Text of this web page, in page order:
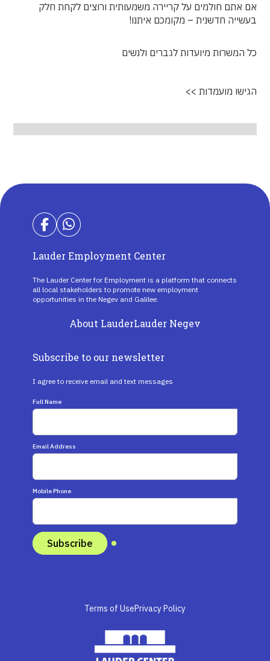
אם אתם חולמים על קריירה משמעותית ורוצים לקחת חלק
בעשייה חדשנית – מקומכם איתנו!
כל המשרות מיועדות לגברים ולנשים
הגישו מועמדות >>
Lauder Employment Center
The Lauder Center for Employment is a platform that connects
all local stakeholders to promote new employment
opportunities in the Negev and Galilee.
About LauderLauder Negev
Subscribe to our newsletter
I agree to receive email and text messages
Full Name
Email Address
Mobile Phone
Terms of UsePrivacy Policy